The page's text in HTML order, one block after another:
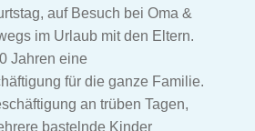
auf Besuch bei Oma &
im Urlaub mit den Eltern.
Jahren eine
für die ganze Familie.
an trüben Tagen,
bastelnde Kinder